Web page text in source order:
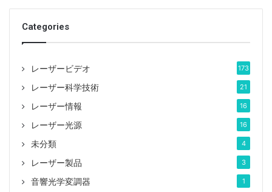
Categories
レーザービデオ 173
レーザー科学技術 21
レーザー情報 16
レーザー光源 16
未分類 4
レーザー製品 3
音響光学変調器 1